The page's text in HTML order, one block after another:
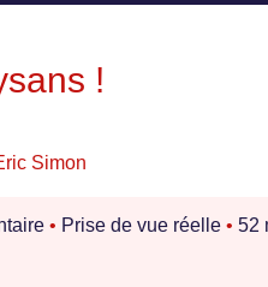
!
Simon
• Prise de vue réelle • 52